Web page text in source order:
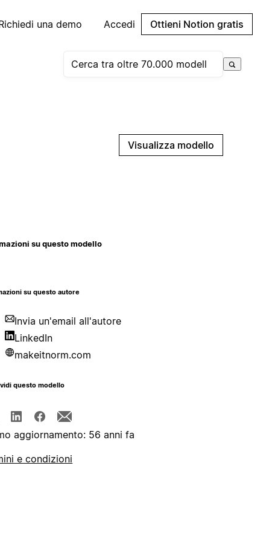
una demo Accedi Ottieni Notion gratis
Visualizza modello
su questo modello
su questo autore
Invia un'email all'autore
LinkedIn
makeitnorm.com
questo modello
aggiornamento: 56 anni fa
e condizioni